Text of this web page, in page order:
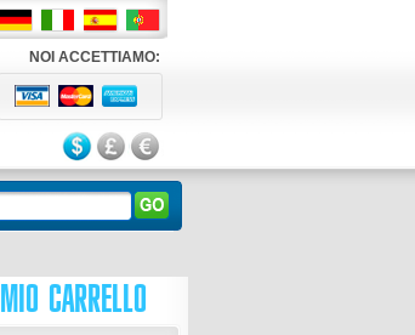
NOI ACCETTIAMO:
MIO CARRELLO